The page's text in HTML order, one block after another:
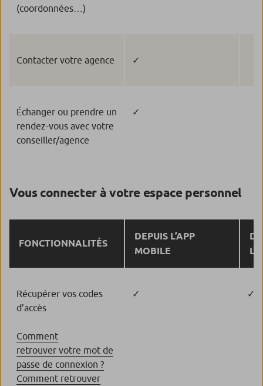
(coordonnées…)
Contacter votre agence ✓
Échanger ou prendre un
rendez-vous avec votre
conseiller/agence
✓
Vous connecter à votre espace personnel
FONCTIONNALITÉS
DEPUIS L’APP
MOBILE
Récupérer vos codes
d’accès
Comment
retrouver votre mot de
passe de connexion ?
Comment retrouver
✓ ✓